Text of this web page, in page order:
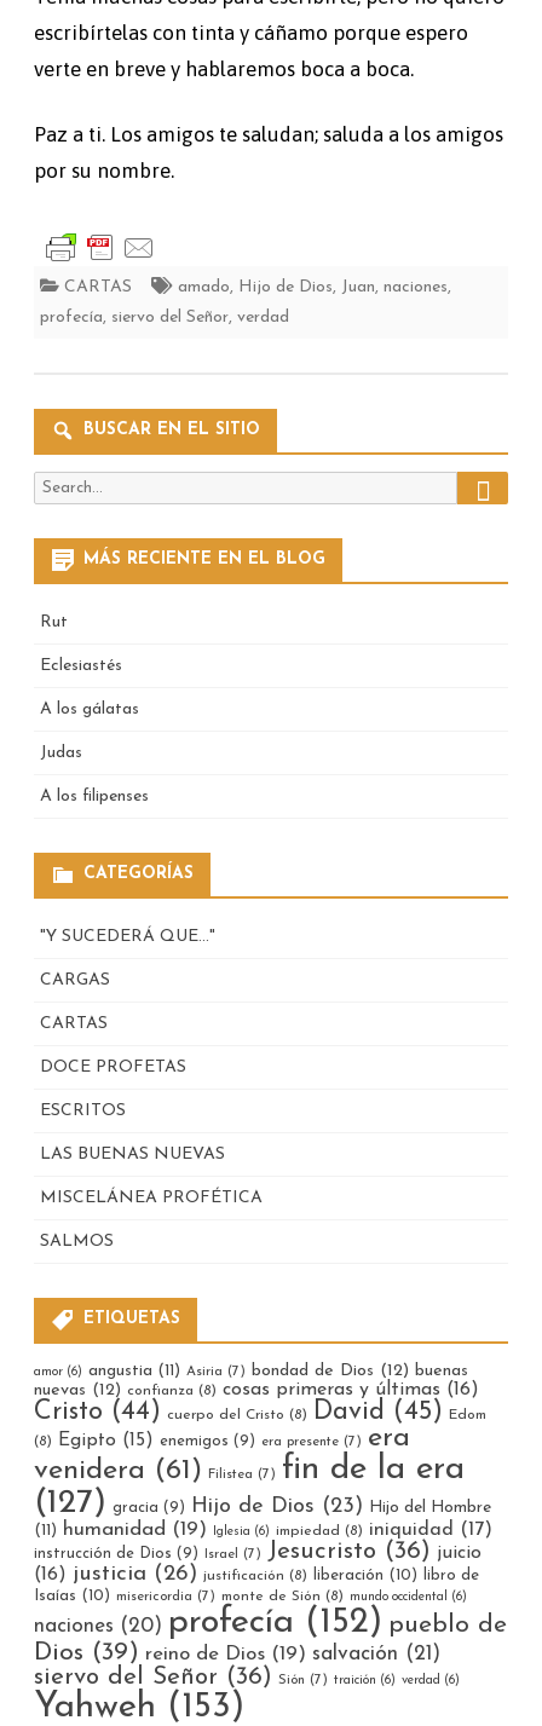
escribírtelas con tinta y cáñamo porque espero
verte en breve y hablaremos boca a boca.
Paz a ti. Los amigos te saludan; saluda a los amigos
por su nombre.
CARTAS amado, Hijo de Dios, Juan, naciones,
profecía, siervo del Señor, verdad
BUSCAR EN EL SITIO
Search
Search
MÁS RECIENTE EN EL BLOG
Rut
Eclesiastés
A los gálatas
Judas
A los filipenses
CATEGORÍAS
"Y SUCEDERÁ QUE…"
CARGAS
CARTAS
DOCE PROFETAS
ESCRITOS
LAS BUENAS NUEVAS
MISCELÁNEA PROFÉTICA
SALMOS
ETIQUETAS
amor (6) angustia (11) Asiria (7) bondad de Dios (12) buenas
nuevas (12) confianza (8) cosas primeras y últimas (16)
Cristo (44) cuerpo del Cristo (8) David (45)
Edom
(8)
Egipto (15) enemigos (9) era presente (7) era
venidera (61) Filistea (7) fin de la era
(127) gracia (9) Hijo de Dios (23)
Hijo del Hombre
(11)
humanidad (19) Iglesia (6) impiedad (8) iniquidad (17)
instrucción de Dios (9) Israel (7) Jesucristo (36) juicio
(16) justicia (26) justificación (8) liberación (10)
libro de
Isaías (10) misericordia (7) monte de Sión (8) mundo occidental (6)
naciones (20) profecía (152) pueblo de
Dios (39) reino de Dios (19) salvación (21)
siervo del Señor (36) Sión (7) traición (6) verdad (6)
Yahweh (153)